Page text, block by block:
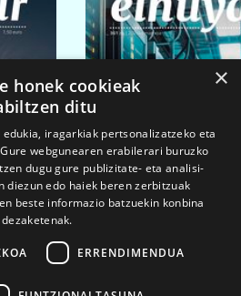
×
honek cookieak
ditu
iragarkiak pertsonalizatzeko eta
webgunearen erabilerari buruzko
dugu gure publizitate- eta analisi-
diezun edo haiek beren zerbitzuak
beste informazio batzuekin konbina
dezaketenak.
ERRENDIMENDUA